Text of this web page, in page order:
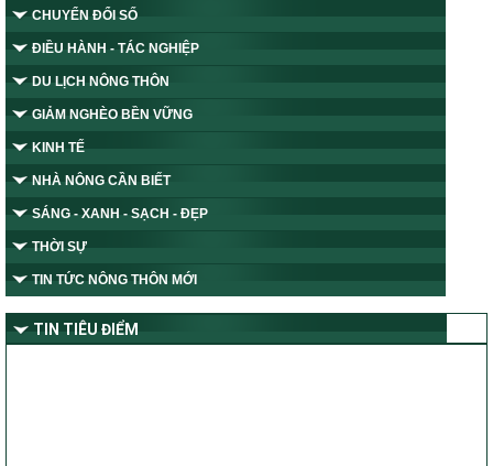
CHUYỂN ĐỔI SỐ
ĐIỀU HÀNH - TÁC NGHIỆP
DU LỊCH NÔNG THÔN
GIẢM NGHÈO BỀN VỮNG
KINH TẾ
NHÀ NÔNG CẦN BIẾT
SÁNG - XANH - SẠCH - ĐẸP
THỜI SỰ
TIN TỨC NÔNG THÔN MỚI
TIN TIÊU ĐIỂM